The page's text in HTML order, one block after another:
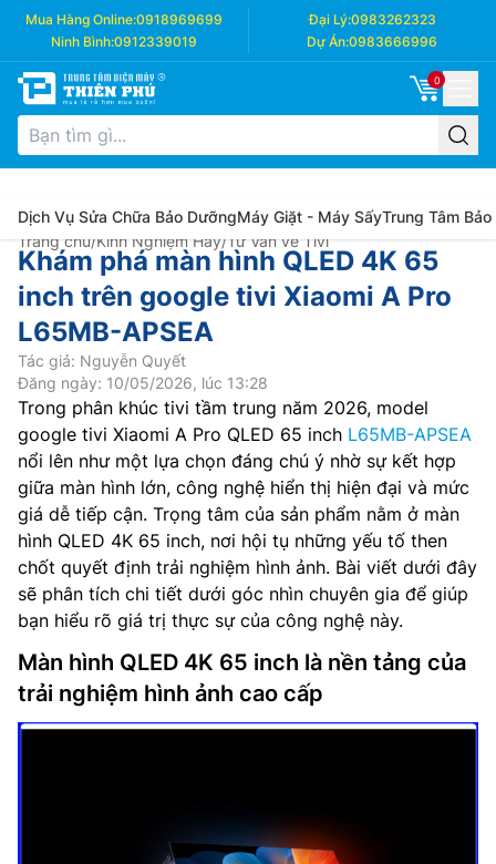
Mua Hàng Online:0918969699 Đại Lý:0983262323
Ninh Bình:0912339019 Dự Án:0983666996
0
Dịch Vụ Sửa Chữa Bảo DưỡngMáy Giặt - Máy SấyTrung Tâm Bảo
Trang chủ/Kinh Nghiệm Hay/Tư Vấn về Tivi
Khám phá màn hình QLED 4K 65
inch trên google tivi Xiaomi A Pro
L65MB-APSEA
Tác giả: Nguyễn Quyết
Đăng ngày: 10/05/2026, lúc 13:28
Trong phân khúc tivi tầm trung năm 2026, model
google tivi Xiaomi A Pro QLED 65 inch L65MB-APSEA
nổi lên như một lựa chọn đáng chú ý nhờ sự kết hợp
giữa màn hình lớn, công nghệ hiển thị hiện đại và mức
giá dễ tiếp cận. Trọng tâm của sản phẩm nằm ở màn
hình QLED 4K 65 inch, nơi hội tụ những yếu tố then
chốt quyết định trải nghiệm hình ảnh. Bài viết dưới đây
sẽ phân tích chi tiết dưới góc nhìn chuyên gia để giúp
bạn hiểu rõ giá trị thực sự của công nghệ này.
Màn hình QLED 4K 65 inch là nền tảng của
trải nghiệm hình ảnh cao cấp